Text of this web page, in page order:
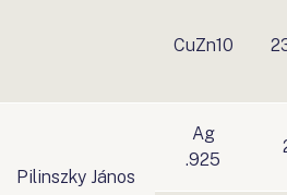
CuZn10
Pilinszky János
Ag
.925